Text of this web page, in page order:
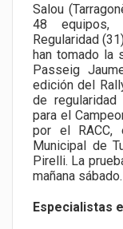
Salou
48 equipos,
Regularidad
han tomado la
Passeig
edición del
de
para el
por el RACC,
Municipal de
Pirelli. La
mañana sábado.
Especialistas